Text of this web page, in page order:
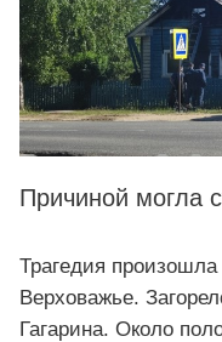
Причиной могла
Трагедия
Верховажье.
Гагарина. Около